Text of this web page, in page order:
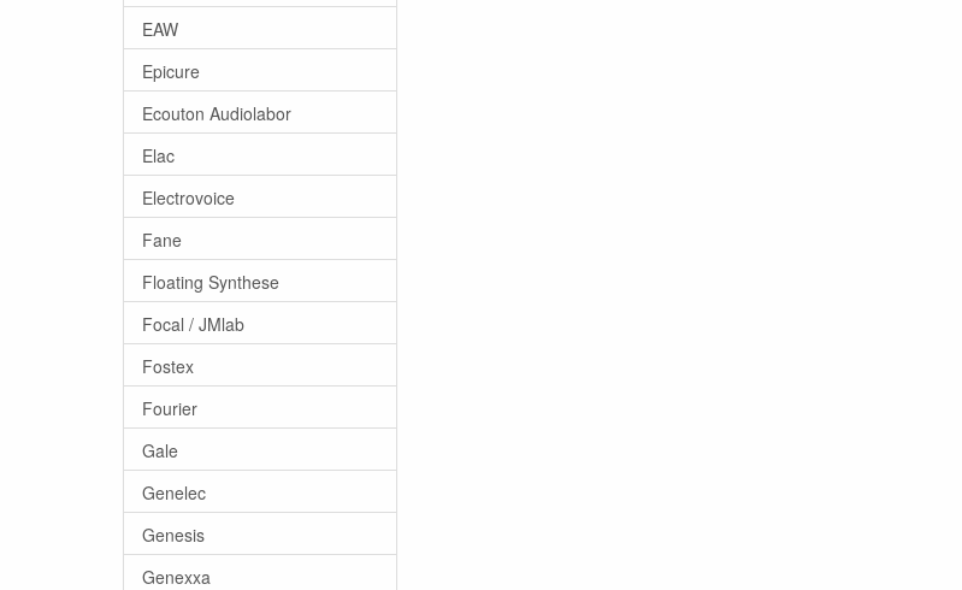
EAW
Epicure
Ecouton Audiolabor
Elac
Electrovoice
Fane
Floating Synthese
Focal / JMlab
Fostex
Fourier
Gale
Genelec
Genesis
Genexxa